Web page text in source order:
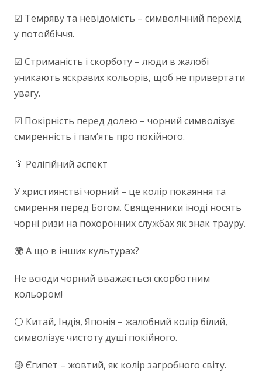
☑ Темряву та невідомість – символічний перехід
у потойбіччя.
☑ Стриманість і скорботу – люди в жалобі
уникають яскравих кольорів, щоб не привертати
увагу.
☑ Покірність перед долею – чорний символізує
смиренність і пам’ять про покійного.
🛐 Релігійний аспект
У християнстві чорний – це колір покаяння та
смирення перед Богом. Священники іноді носять
чорні ризи на похоронних службах як знак трауру.
🌍 А що в інших культурах?
Не всюди чорний вважається скорботним
кольором!
⚪ Китай, Індія, Японія – жалобний колір білий,
символізує чистоту душі покійного.
🟡 Єгипет – жовтий, як колір загробного світу.